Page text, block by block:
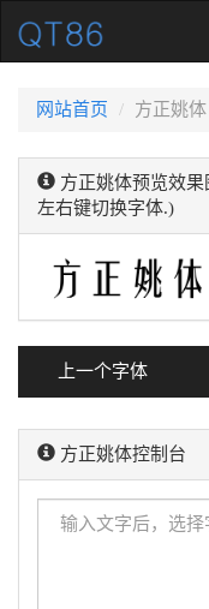
网站首页 方正姚体
方正姚体预览效果
左右键切换字体.)
上一个字体
方正姚体控制台